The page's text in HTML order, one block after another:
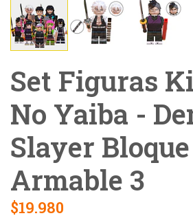
Set Figuras
No Yaiba -
Slayer Bloque
Armable 3
$19.980